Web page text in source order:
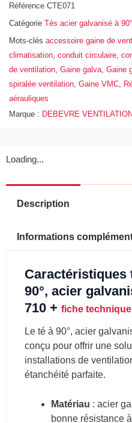
acier
galvanisé
Z275,
Ø
710
-
710
Référence CTE071
Catégorie Tés acier galvanisé à 90°
Mots-clés accessoire gaine de
climatisation conduit circulaire
de ventilation Gaine galva Gaine
spiralée ventilation Gaine VMC
aérauliques
Marque : DEBEVRE VENTILATION
Loading...
Description
Informations
Caractéristiques
90°, acier
710 + fiche technique
Le té à 90°, acier
conçu pour offrir une
installations de
étanchéité parfaite.
Matériau : acier
bonne résistance